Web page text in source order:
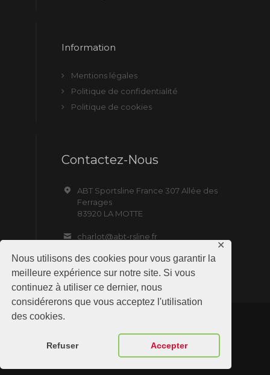
Nous utilisons des cookies pour vous garantir la
meilleure expérience sur notre site. Si vous
continuez à utiliser ce dernier, nous
considérerons que vous acceptez l'utilisation
des cookies.
Refuser Accepter
✕
Information
Mentions légales
Politique de confidentialité
Politique de cookies
Contactez-Nous
ABT Sportsline France 307 Allée des
Ferrages
83920 LA MOTTE
charlot@abt-rsline.fr
ABT Sportsline France © 2019 All Rights
Reserved. Site by NMD SAS